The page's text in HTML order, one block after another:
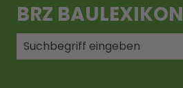
BRZ BAULEXIKON